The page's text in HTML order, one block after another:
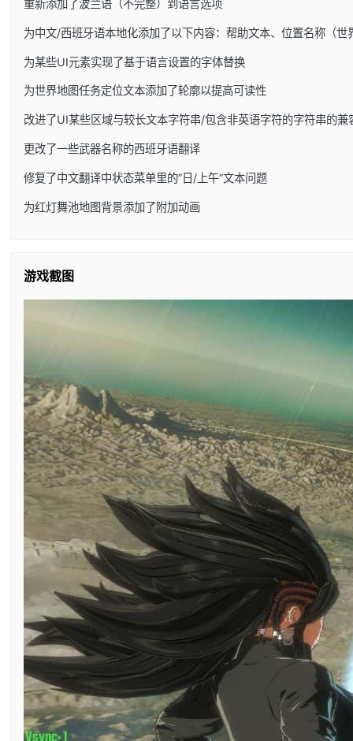
重新添加了波兰语（不完整）到语言选项
为中文/西班牙语本地化添加了以下内容：帮助文本、位置名称（
为某些UI元素实现了基于语言设置的字体替换
为世界地图任务定位文本添加了轮廓以提高可读性
改进了UI某些区域与较长文本字符串/包含非英语字符的字符串的兼
更改了一些武器名称的西班牙语翻译
修复了中文翻译中状态菜单里的”日/上午”文本问题
为红灯舞池地图背景添加了附加动画
游戏截图